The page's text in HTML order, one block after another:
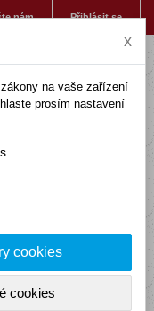
Přihlásit se
nám
x
na vaše zařízení
prosím nastavení
cookies
cookies